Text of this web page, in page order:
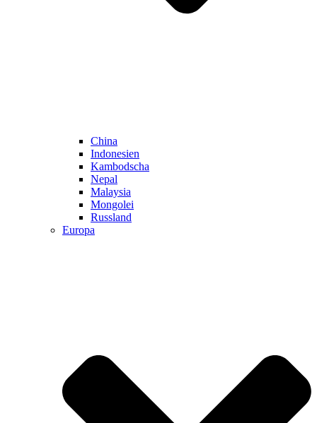
China
Indonesien
Kambodscha
Nepal
Malaysia
Mongolei
Russland
Europa